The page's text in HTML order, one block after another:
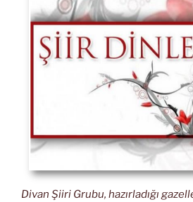
Divan Şiiri Grubu, hazırladığı